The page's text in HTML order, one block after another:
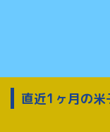
直近1ヶ月の